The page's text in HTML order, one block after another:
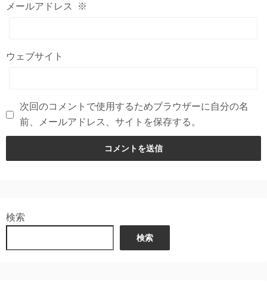
メールアドレス ※
ウェブサイト
次回のコメントで使用するためブラウザーに自分の名
前、メールアドレス、サイトを保存する。
検索
検索